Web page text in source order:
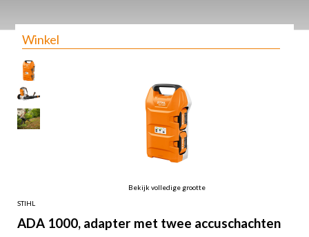
Winkel
Bekijk volledige grootte
STIHL
ADA 1000, adapter met twee accuschachten